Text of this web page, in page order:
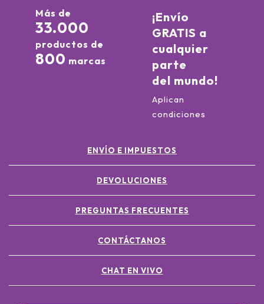
Más de
33.000
productos de
800 marcas
¡Envío
GRATIS a
cualquier
parte
del mundo!
Aplican
condiciones
ENVÍO E IMPUESTOS
DEVOLUCIONES
PREGUNTAS FRECUENTES
CONTÁCTANOS
CHAT EN VIVO